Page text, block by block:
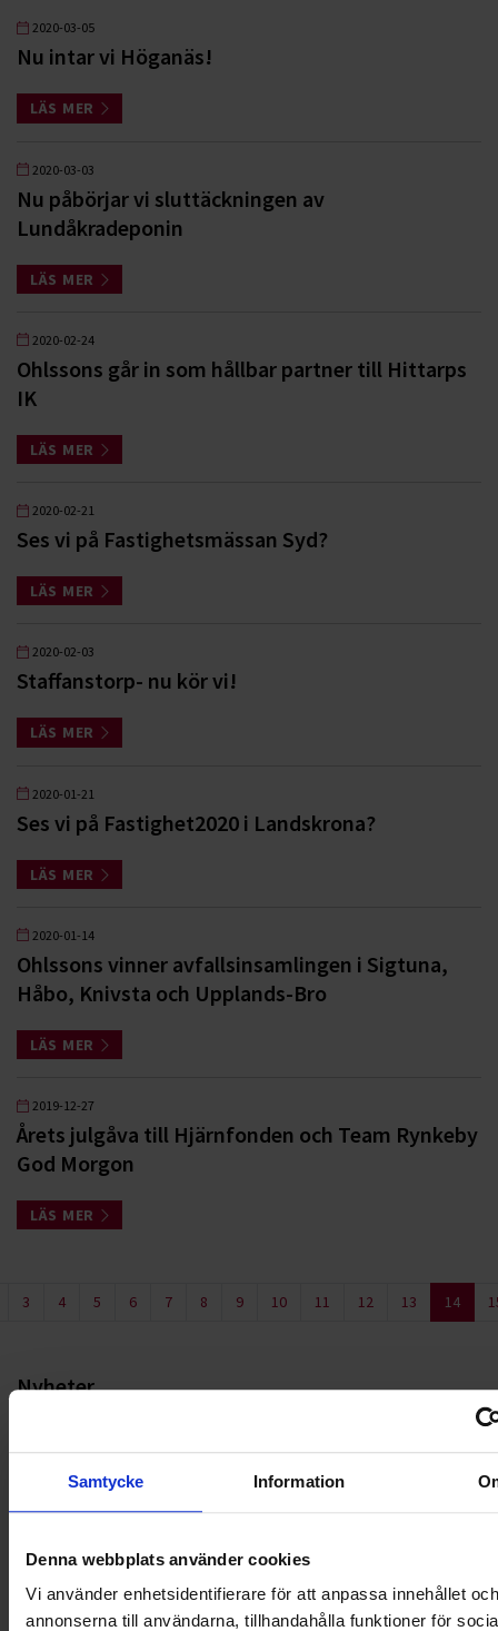
Samtycke Information
Denna webbplats använder cookies
Vi använder enhetsidentifierare för att anpassa innehållet och
annonserna till användarna, tillhandahålla funktioner för
2020-03-05
Nu intar vi Höganäs!
LÄS MER
2020-03-03
Nu påbörjar vi sluttäckningen av
Lundåkradeponin
LÄS MER
2020-02-24
Ohlssons går in som hållbar partner till Hittarps
IK
LÄS MER
2020-02-21
Ses vi på Fastighetsmässan Syd?
LÄS MER
2020-02-03
Staffanstorp- nu kör vi!
LÄS MER
2020-01-21
Ses vi på Fastighet2020 i Landskrona?
LÄS MER
2020-01-14
Ohlssons vinner avfallsinsamlingen i Sigtuna,
Håbo, Knivsta och Upplands-Bro
LÄS MER
2019-12-27
Årets julgåva till Hjärnfonden och Team Rynkeby
God Morgon
LÄS MER
3 4 5 6 7 8 9 10 11 12 13 14
Nyheter
ALLA
LANDSKRONA
NYA UPPDRAG